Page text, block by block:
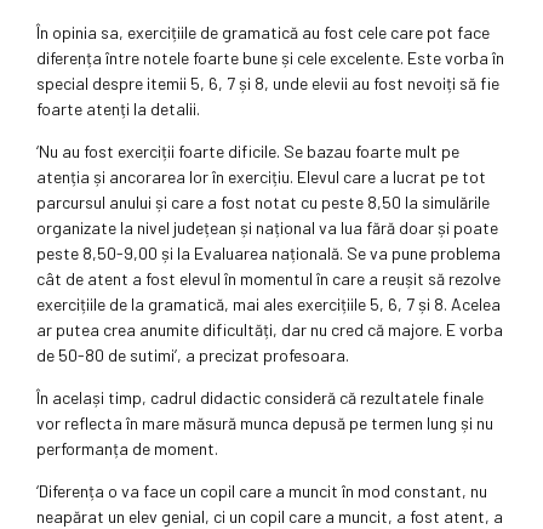
În opinia sa, exercițiile de gramatică au fost cele care pot face
diferența între notele foarte bune și cele excelente. Este vorba în
special despre itemii 5, 6, 7 și 8, unde elevii au fost nevoiți să fie
foarte atenți la detalii.
‘Nu au fost exerciții foarte dificile. Se bazau foarte mult pe
atenția și ancorarea lor în exercițiu. Elevul care a lucrat pe tot
parcursul anului și care a fost notat cu peste 8,50 la simulările
organizate la nivel județean și național va lua fără doar și poate
peste 8,50-9,00 și la Evaluarea națională. Se va pune problema
cât de atent a fost elevul în momentul în care a reușit să rezolve
exercițiile de la gramatică, mai ales exercițiile 5, 6, 7 și 8. Acelea
ar putea crea anumite dificultăți, dar nu cred că majore. E vorba
de 50-80 de sutimi’, a precizat profesoara.
În același timp, cadrul didactic consideră că rezultatele finale
vor reflecta în mare măsură munca depusă pe termen lung și nu
performanța de moment.
‘Diferența o va face un copil care a muncit în mod constant, nu
neapărat un elev genial, ci un copil care a muncit, a fost atent, a